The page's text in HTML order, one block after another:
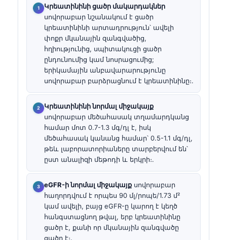
Կրեատինինի ցածր մակարդակներ
սովորաբար նշանակում է ցածր
կրեատինինի արտադրություն՝ ավելի
փոքր մկանային զանգվածից,
հղիությունից, սպիտակուցի ցածր
ընդունումից կամ նոսրացումից;
երիկամային անբավարարությունը
սովորաբար բարձրացնում է կրեատինինը։.
Կրեատինինի նորմալ միջակայք
սովորաբար մեծահասակ տղամարդկանց
համար մոտ 0.7-1.3 մգ/դլ է, իսկ
մեծահասակ կանանց համար՝ 0.5-1.1 մգ/դլ,
թեև լաբորատորիաները տարբերվում են՝
ըստ անալիզի մեթոդի և երկրի։.
eGFR-ի նորմալ միջակայք սովորաբար
հաղորդվում է որպես 90 մլ/րոպե/1.73 մ²
կամ ավելի, բայց eGFR-ը կարող է կեղծ
հանգստացնող թվալ, երբ կրեատինինը
ցածր է, քանի որ մկանային զանգվածը
ցածր է։.